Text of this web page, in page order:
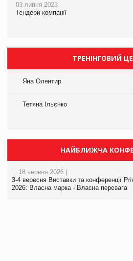
03 липня 2023
Тендери компанії
ТРЕНІНГОВИЙ
Яна Олентир
Тетяна Ільєнко
НАЙБЛИЖЧА
18 червня 2026 |
3-4 вересня Виставки та конференції
2026: Власна марка - Власна перевага